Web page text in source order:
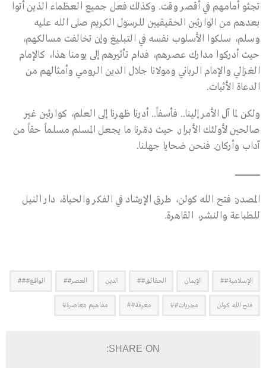
تجثو أمامهم في أقصر وقت. وكذلك فعل جميع العظماء الذين أتوا
بعدهم من الوارثين الحقيقيين للرسول الكريم صلى الله عليه
وسلم، سلكوا الأسلوب نفسه في التبليغ وإن تخالفت مسالكهم،
حيث أدركوا مدارك عصرهم، فدام تأثيرهم إلى يومنا هذا، كالإمام
الغزالي والإمام الرباني ومولانا جلال الدين الرومي وأمثالهم من
الدعاة الأثبات.
ولكن لما آل الأمر إلينا.. فأسفاً.. أدرنا ظهرنا إلى العلم، كوارثين غير
صالحين لأولئك الأبرار. حيث دمّرنا ما يجعل المسلم مسلماً حقاً من
آداب وأركان. فنحن ضحايا جهلنا.
ــــــــــــــــــــــــــــــــــــــــــ
المصدر: فتح الله كولن، طرق الإرشاد في الفكر والحياة، دار النيل
للطباعة والنشر، القاهرة.
الإسلامية## الإيمان الحقائق## الدين العصر## الواقع###
فتح الله كولن مجريات## معرفة## مفاهيم معاصرة#
SHARE ON: